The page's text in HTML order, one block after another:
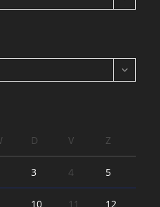
D V Z
3 4 5
10 11 12